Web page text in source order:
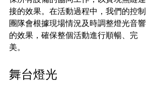
接的效果。在活動過程中，我們的控制
團隊會根據現場情況及時調整燈光音響
的效果，確保整個活動進行順暢、完
美。
舞台燈光